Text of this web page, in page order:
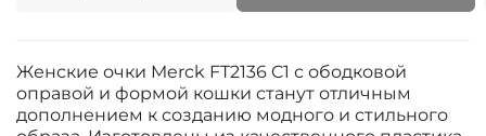
Женские очки Merck FT2136 C1 с ободковой
оправой и формой кошки станут отличным
дополнением к созданию модного и стильного